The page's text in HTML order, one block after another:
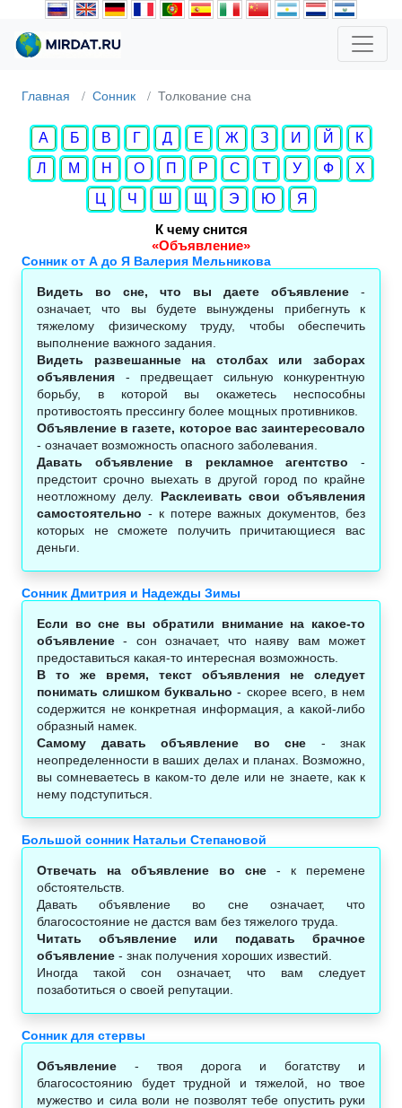
Главная Сонник Толкование сна
А Б В Г Д Е Ж З И Й
К
Л
М Н О П Р С Т У Ф
Х
Ц
Ч Ш Щ Э Ю
Я
К чему снится
«Объявление»
Сонник от А до Я Валерия Мельникова
Видеть во сне, что вы даете объявление -
означает, что вы будете вынуждены прибегнуть к
тяжелому физическому труду, чтобы обеспечить
выполнение важного задания.
Видеть развешанные на столбах или заборах
объявления - предвещает сильную конкурентную
борьбу, в которой вы окажетесь неспособны
противостоять прессингу более мощных противников.
Объявление в газете, которое вас заинтересовало
- означает возможность опасного заболевания.
Давать объявление в рекламное агентство -
предстоит срочно выехать в другой город по крайне
неотложному делу. Расклеивать свои объявления
самостоятельно - к потере важных документов, без
которых не сможете получить причитающиеся вас
деньги.
Сонник Дмитрия и Надежды Зимы
Если во сне вы обратили внимание на какое-то
объявление - сон означает, что наяву вам может
предоставиться какая-то интересная возможность.
В то же время, текст объявления не следует
понимать слишком буквально - скорее всего, в нем
содержится не конкретная информация, а какой-либо
образный намек.
Самому давать объявление во сне - знак
неопределенности в ваших делах и планах. Возможно,
вы сомневаетесь в каком-то деле или не знаете, как к
нему подступиться.
Большой сонник Натальи Степановой
Отвечать на объявление во сне - к перемене
обстоятельств.
Давать объявление во сне означает, что
благосостояние не дастся вам без тяжелого труда.
Читать объявление или подавать брачное
объявление - знак получения хороших известий.
Иногда такой сон означает, что вам следует
позаботиться о своей репутации.
Сонник для стервы
Объявление - твоя дорога и богатству и
благосостоянию будет трудной и тяжелой, но твое
мужество и сила воли не позволят тебе опустить руки